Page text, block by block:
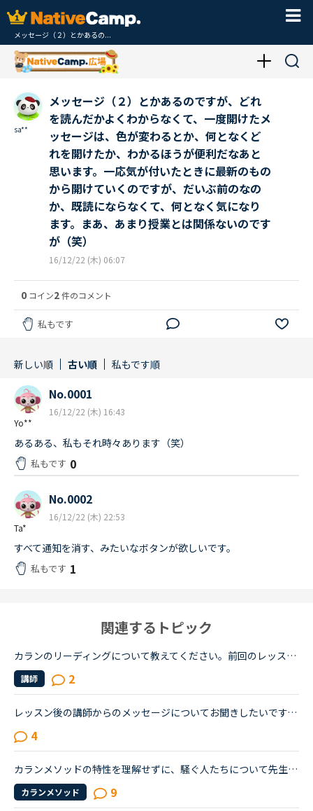
メッセージ（２）とかあるの...
sa**
メッセージ（２）とかあるのですが、どれ
を読んだかよくわからなくて、一度開けたメ
ッセージは、色が変わるとか、何となくど
れを開けたか、わかるほうが便利だなあと
思います。一応気が付いたときに最新のもの
から開けていくのですが、だいぶ前のなの
か、既読にならなくて、何となく気になり
ます。まあ、あまり授業とは関係ないのです
が（笑）
16/12/22 (木) 06:07
0 コイン2件のコメント
私もです
新しい順 古い順 私もです順
Yo**
No.0001
16/12/22 (木) 16:43
あるある、私もそれ時々あります（笑）
私もです 0
Ta*
No.0002
16/12/22 (木) 22:53
すべて通知を消す、みたいなボタンが欲しいです。
私もです 1
関連するトピック
カランのリーディングについて教えてください。前回のレッスンでどこまで終わったかはメッセージに残されていますが、生徒が読めるメッセージと、講師側が読めるメッセージは違うのでしょうか？おそらく、講師側...
講師 2
レッスン後の講師からのメッセージについてお聞きしたいです。フィリピン以外の国(もちろん在宅)で、いつも定型文をコピペして送ってくる先生がいます。カウンセリングでお勧めされた先生で、何度か受講しました...
4
カランメソッドの特性を理解せずに、騒ぐ人たちについて先生方のレビューを見ていると、カランの進め方について苦言を呈しているレビューが目立つように思いました。これについて、個人的には「それは、生徒の方...
カランメソッド 9